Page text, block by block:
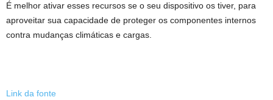
É melhor ativar esses recursos se o seu dispositivo os tiver, para
aproveitar sua capacidade de proteger os componentes internos
contra mudanças climáticas e cargas.
Link da fonte